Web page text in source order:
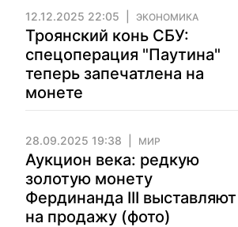
12.12.2025 22:05 ЭКОНОМИКА
Троянский конь СБУ:
спецоперация "Паутина"
теперь запечатлена на
монете
28.09.2025 19:38 МИР
Аукцион века: редкую
золотую монету
Фердинанда III выставляют
на продажу (фото)